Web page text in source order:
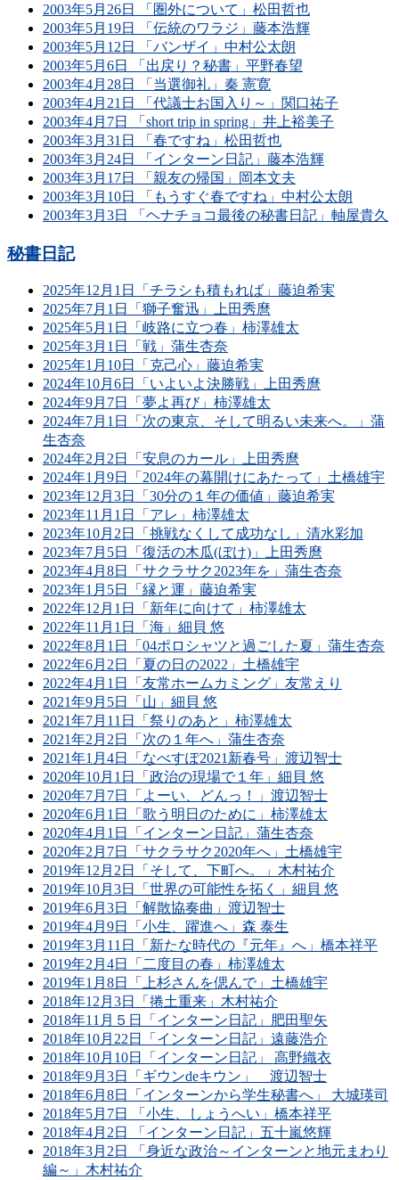
2003年5月26日 「圏外について」松田哲也
2003年5月19日 「伝統のワラジ」藤本浩輝
2003年5月12日 「バンザイ」中村公太朗
2003年5月6日 「出戻り？秘書」平野春望
2003年4月28日 「当選御礼」秦 憲寛
2003年4月21日 「代議士お国入り～」関口祐子
2003年4月7日 「short trip in spring」井上裕美子
2003年3月31日 「春ですね」松田哲也
2003年3月24日 「インターン日記」藤本浩輝
2003年3月17日 「親友の帰国」岡本文夫
2003年3月10日 「もうすぐ春ですね」中村公太朗
2003年3月3日 「ヘナチョコ最後の秘書日記」軸屋貴久
秘書日記
2025年12月1日「チラシも積もれば」藤迫希実
2025年7月1日「獅子奮迅」上田秀麿
2025年5月1日「岐路に立つ春」柿澤雄太
2025年3月1日「戦」蒲生杏奈
2025年1月10日「克己心」藤迫希実
2024年10月6日「いよいよ決勝戦」上田秀麿
2024年9月7日「夢よ再び」柿澤雄太
2024年7月1日「次の東京、そして明るい未来へ。」蒲
生杏奈
2024年2月2日「安息のカール」上田秀麿
2024年1月9日「2024年の幕開けにあたって」土橋雄宇
2023年12月3日「30分の１年の価値」藤迫希実
2023年11月1日「アレ」柿澤雄太
2023年10月2日「挑戦なくして成功なし」清水彩加
2023年7月5日「復活の木瓜(ぼけ)」上田秀麿
2023年4月8日「サクラサク2023年を」蒲生杏奈
2023年1月5日「縁と運」藤迫希実
2022年12月1日「新年に向けて」柿澤雄太
2022年11月1日「海」細貝 悠
2022年8月1日「04ポロシャツと過ごした夏」蒲生杏奈
2022年6月2日「夏の日の2022」土橋雄宇
2022年4月1日「友常ホームカミング」友常えり
2021年9月5日「山」細貝 悠
2021年7月11日「祭りのあと」柿澤雄太
2021年2月2日「次の１年へ」蒲生杏奈
2021年1月4日「なべすぽ2021新春号」渡辺智士
2020年10月1日「政治の現場で１年」細貝 悠
2020年7月7日「よーい、どんっ！」渡辺智士
2020年6月1日「歌う明日のために」柿澤雄太
2020年4月1日「インターン日記」蒲生杏奈
2020年2月7日「サクラサク2020年へ」土橋雄宇
2019年12月2日「そして、下町へ。」木村祐介
2019年10月3日「世界の可能性を拓く」細貝 悠
2019年6月3日「解散協奏曲」渡辺智士
2019年4月9日「小生、躍進へ」森 泰生
2019年3月11日「新たな時代の『元年』へ」橋本祥平
2019年2月4日「二度目の春」柿澤雄太
2019年1月8日「上杉さんを偲んで」土橋雄宇
2018年12月3日「捲土重来」木村祐介
2018年11月５日「インターン日記」肥田聖矢
2018年10月22日「インターン日記」遠藤浩介
2018年10月10日「インターン日記」 高野織衣
2018年9月3日「ギウンdeキウン」 渡辺智士
2018年6月8日「インターンから学生秘書へ」 大城瑛司
2018年5月7日 「小生、しょうへい」橋本祥平
2018年4月2日 「インターン日記」五十嵐悠輝
2018年3月2日 「身近な政治～インターンと地元まわり
編～」木村祐介